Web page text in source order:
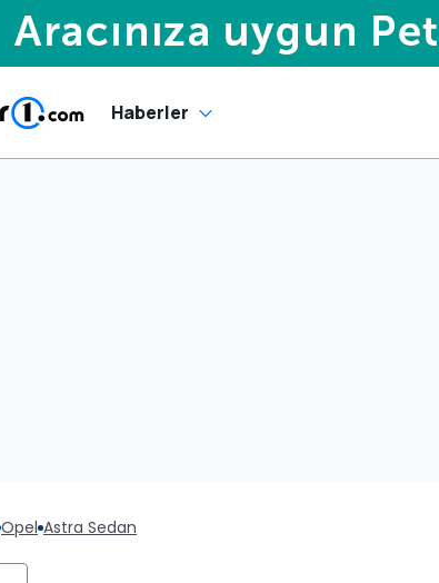
Haberler
Opel Astra Sedan